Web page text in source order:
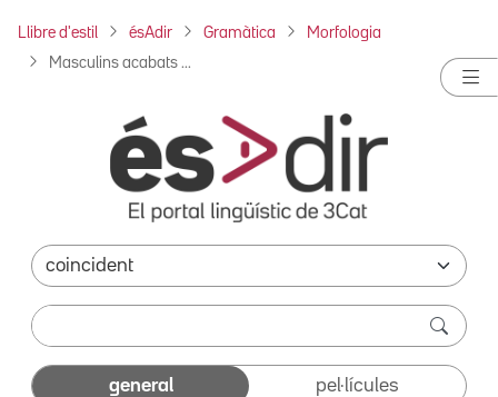
Llibre d'estil ésAdir Gramàtica Morfologia
Masculins acabats ...
general pel·lícules